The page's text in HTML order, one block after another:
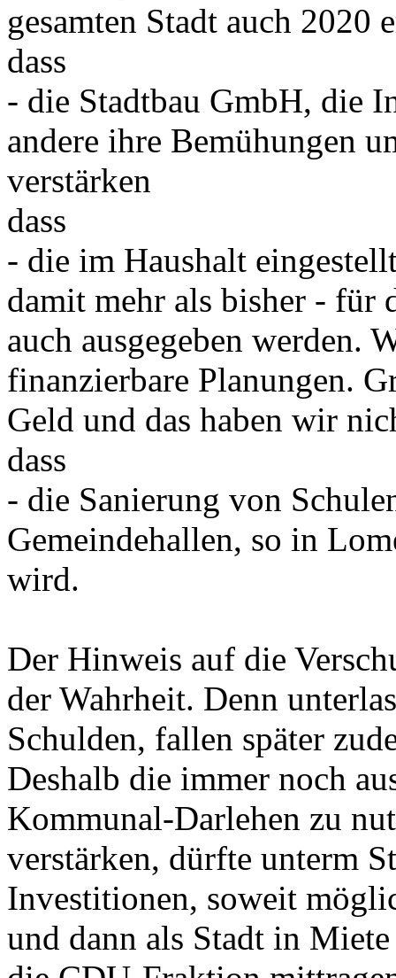
gesamten Stadt auch 2020
dass
- die Stadtbau GmbH, die
andere ihre Bemühungen
verstärken
dass
- die im Haushalt
damit mehr als bisher - für
auch ausgegeben werden.
finanzierbare Planungen.
Geld und das haben wir
dass
- die Sanierung von
Gemeindehallen, so in
wird.
Der Hinweis auf die
der Wahrheit. Denn
Schulden, fallen später
Deshalb die immer noch
Kommunal-Darlehen zu
verstärken, dürfte unterm
Investitionen, soweit
und dann als Stadt in